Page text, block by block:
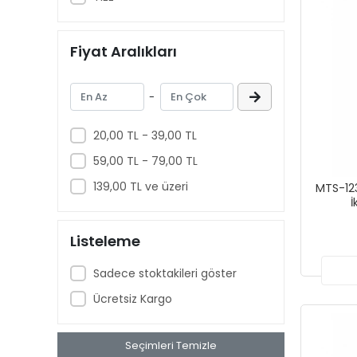
Fiyat Aralıkları
-
20,00 TL - 39,00 TL
59,00 TL - 79,00 TL
139,00 TL ve üzeri
Listeleme
Sadece stoktakileri göster
Ücretsiz Kargo
Seçimleri Temizle
MTS-